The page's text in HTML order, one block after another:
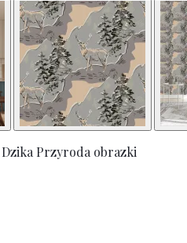
Dzika Przyroda obrazki